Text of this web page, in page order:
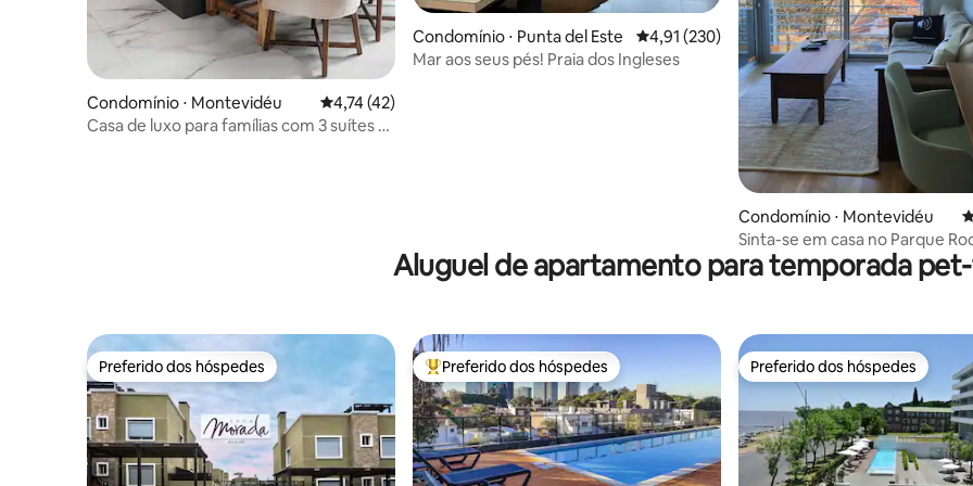
Condomínio ⋅ Montevidéu 4,74 de uma avaliação média de 5, 42 avaliações
4,74 (42)
Casa de luxo para famílias com 3 suítes à
Condomínio ⋅ Punta del Este 4,91 de uma avaliação média de 5, 230
4,91 (230)
Mar aos seus pés! Praia dos Ingleses
Condomínio ⋅ Montevidéu
Sinta-se em casa no Parque
Garagem
Aluguel de apartamento para temporada
Preferido dos hóspedes
Preferido dos hóspedes Entre os melhores preferidos dos hóspedes
Preferido dos hóspedes Preferido dos hóspedes
Preferido dos hóspedes